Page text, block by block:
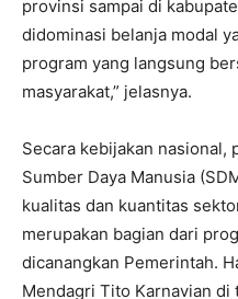
provinsi sampai di
didominasi belanja modal
program yang langsung
masyarakat,” jelasnya.
Secara kebijakan nasional,
Sumber Daya Manusia
kualitas dan kuantitas
merupakan bagian dari
dicanangkan Pemerintah.
Mendagri Tito Karnavian di